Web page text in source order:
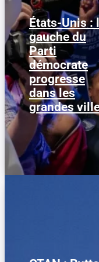
États-Unis :
gauche du
Parti
démocrate
progresse
dans les
grandes
Janeese Lewis
remporté la
démocrate pour la
mairie de
D.C., ce qui...